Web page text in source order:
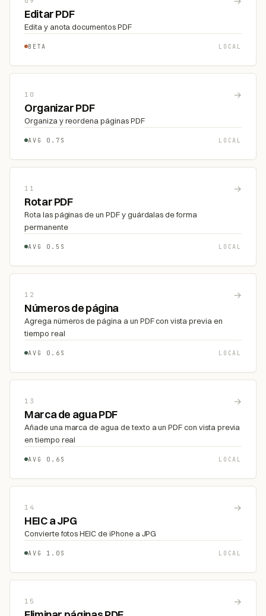
Editar PDF
Edita y anota documentos PDF
BETA LOCAL
10 →
Organizar PDF
Organiza y reordena páginas PDF
AVG 0.7S LOCAL
11 →
Rotar PDF
Rota las páginas de un PDF y guárdalas de forma
permanente
AVG 0.5S LOCAL
12 →
Números de página
Agrega números de página a un PDF con vista previa en
tiempo real
AVG 0.6S LOCAL
13 →
Marca de agua PDF
Añade una marca de agua de texto a un PDF con vista previa
en tiempo real
AVG 0.6S LOCAL
14 →
HEIC a JPG
Convierte fotos HEIC de iPhone a JPG
AVG 1.0S LOCAL
15 →